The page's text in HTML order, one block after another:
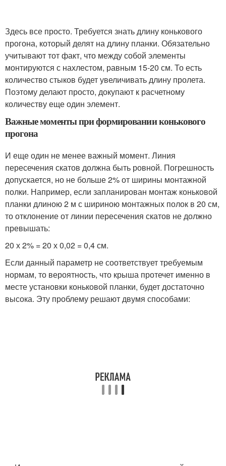
Здесь все просто. Требуется знать длину конькового
прогона, который делят на длину планки. Обязательно
учитывают тот факт, что между собой элементы
монтируются с нахлестом, равным 15-20 см. То есть
количество стыков будет увеличивать длину пролета.
Поэтому делают просто, докупают к расчетному
количеству еще один элемент.
Важные моменты при формировании конькового
прогона
И еще один не менее важный момент. Линия
пересечения скатов должна быть ровной. Погрешность
допускается, но не больше 2% от ширины монтажной
полки. Например, если запланирован монтаж коньковой
планки длиною 2 м с шириною монтажных полок в 20 см,
то отклонение от линии пересечения скатов не должно
превышать:
20 х 2% = 20 х 0,02 = 0,4 см.
Если данный параметр не соответствует требуемым
нормам, то вероятность, что крыша протечет именно в
месте установки коньковой планки, будет достаточно
высока. Эту проблему решают двумя способами: